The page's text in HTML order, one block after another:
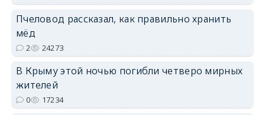
Пчеловод рассказал, как правильно хранить
мёд
2 24273
В Крыму этой ночью погибли четверо мирных
жителей
0 17234